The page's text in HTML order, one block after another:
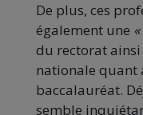
De plus, ces
également une
du rectorat ainsi
nationale quant
baccalauréat.
semble